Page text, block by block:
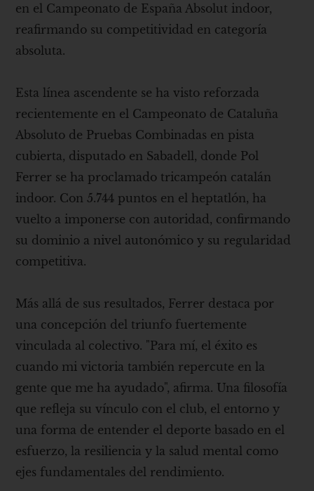
en el Campeonato de España Absolut indoor,
reafirmando su competitividad en categoría
absoluta.
Esta línea ascendente se ha visto reforzada
recientemente en el Campeonato de Cataluña
Absoluto de Pruebas Combinadas en pista
cubierta, disputado en Sabadell, donde Pol
Ferrer se ha proclamado tricampeón catalán
indoor. Con 5.744 puntos en el heptatlón, ha
vuelto a imponerse con autoridad, confirmando
su dominio a nivel autonómico y su regularidad
competitiva.
Más allá de sus resultados, Ferrer destaca por
una concepción del triunfo fuertemente
vinculada al colectivo. "Para mí, el éxito es
cuando mi victoria también repercute en la
gente que me ha ayudado", afirma. Una filosofía
que refleja su vínculo con el club, el entorno y
una forma de entender el deporte basado en el
esfuerzo, la resiliencia y la salud mental como
ejes fundamentales del rendimiento.